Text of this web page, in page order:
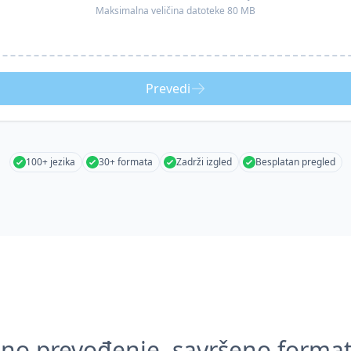
Maksimalna veličina datoteke 80 MB
Prevedi
100+ jezika 30+ formata Zadrži izgled Besplatan pregled